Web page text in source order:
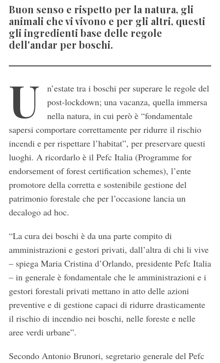
Buon senso e rispetto per la natura, gli
animali che vi vivono e per gli altri, questi
gli ingredienti base delle regole
dell'andar per boschi.
U
n’estate tra i boschi per superare le regole del
post-lockdown; una vacanza, quella immersa
nella natura, in cui però è “fondamentale
sapersi comportare correttamente per ridurre il rischio
incendi e per rispettare l’habitat”, per preservare questi
luoghi. A ricordarlo è il Pefc Italia (Programme for
endorsement of forest certification schemes), l’ente
promotore della corretta e sostenibile gestione del
patrimonio forestale che per l’occasione lancia un
decalogo ad hoc.
“La cura dei boschi è da una parte compito di
amministrazioni e gestori privati, dall’altra di chi li vive
– spiega Maria Cristina d’Orlando, presidente Pefc Italia
– in generale è fondamentale che le amministrazioni e i
gestori forestali privati mettano in atto delle azioni
preventive e di gestione capaci di ridurre drasticamente
il rischio di incendio nei boschi, nelle foreste e nelle
aree verdi urbane”.
Secondo Antonio Brunori, segretario generale del Pefc